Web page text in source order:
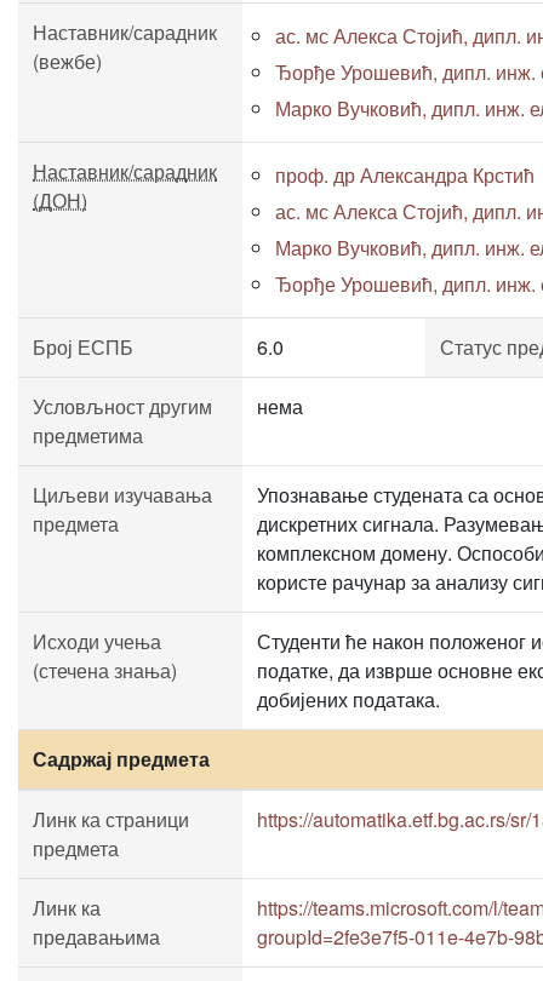
Наставник/сарадник
(вежбе)
ас. мс Алекса Стојић, дипл.
Ђорђе Урошевић, дипл. инж.
Марко Вучковић, дипл. инж.
Наставник/сарадник
(ДОН)
проф. др Александра Крстић
ас. мс Алекса Стојић, дипл.
Марко Вучковић, дипл. инж.
Ђорђе Урошевић, дипл. инж.
Број ЕСПБ 6.0 Статус
Условљност другим
предметима
нема
Циљеви изучавања
предмета
Упознавање студената са
дискретних сигнала.
комплексном домену.
користе рачунар за анализу
Исходи учења
(стечена знања)
Студенти ће након положеног
податке, да изврше основне
добијених података.
Садржај предмета
Линк ка страници
предмета
https://automatika.etf.bg.ac.rs/sr/
Линк ка
предавањима
https://teams.microsoft.com/l/
groupId=2fe3e7f5-011e-4e7b-